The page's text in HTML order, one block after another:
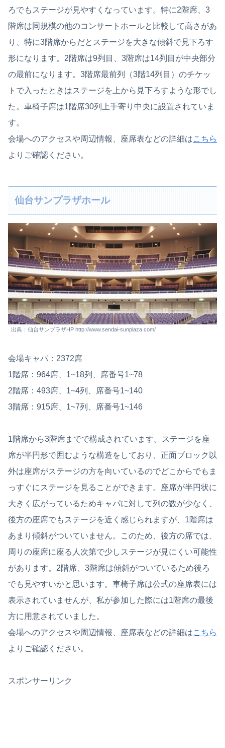
ろでもステージが見やすくなっています。特に2階席、3
階席は同規模の他のコンサートホールと比較して高さがあ
り、特に3階席からだとステージを大きな傾斜で見下ろす
形になります。2階席は9列目、3階席は14列目が中央部分
の最前になります。3階席最前列（3階14列目）のチケッ
トで入ったときはステージを上から見下ろすような形でし
た。車椅子席は1階席30列上手寄り中央に設置されていま
す。
会場へのアクセスや周辺情報、座席表などの詳細はこちら
よりご確認ください。
仙台サンプラザホール
出典：仙台サンプラザHP http://www.sendai-sunplaza.com/
会場キャパ：2372席
1階席：964席、1~18列、席番号1~78
2階席：493席、1~4列、席番号1~140
3階席：915席、1~7列、席番号1~146
1階席から3階席までで構成されています。ステージを座
席が半円形で囲むような構造をしており、正面ブロック以
外は座席がステージの方を向いているのでどこからでもま
っすぐにステージを見ることができます。座席が半円状に
大きく広がっているためキャパに対して列の数が少なく、
後方の座席でもステージを近く感じられますが、1階席は
あまり傾斜がついていません。このため、後方の席では、
周りの座席に座る人次第で少しステージが見にくい可能性
があります。2階席、3階席は傾斜がついているため後ろ
でも見やすいかと思います。車椅子席は公式の座席表には
表示されていませんが、私が参加した際には1階席の最後
方に用意されていました。
会場へのアクセスや周辺情報、座席表などの詳細はこちら
よりご確認ください。
スポンサーリンク